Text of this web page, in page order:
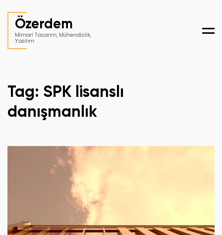
Özerdem
Mimari Tasarım, Mühendislik,
Yazılım
Tag: SPK lisanslı
danışmanlık